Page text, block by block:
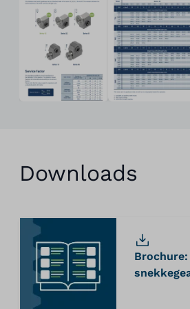
Downloads